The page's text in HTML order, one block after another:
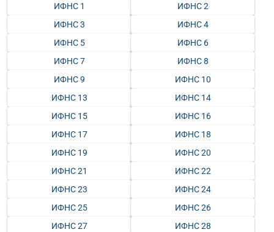
ИФНС 1
ИФНС 2
ИФНС 3
ИФНС 4
ИФНС 5
ИФНС 6
ИФНС 7
ИФНС 8
ИФНС 9
ИФНС 10
ИФНС 13
ИФНС 14
ИФНС 15
ИФНС 16
ИФНС 17
ИФНС 18
ИФНС 19
ИФНС 20
ИФНС 21
ИФНС 22
ИФНС 23
ИФНС 24
ИФНС 25
ИФНС 26
ИФНС 27
ИФНС 28